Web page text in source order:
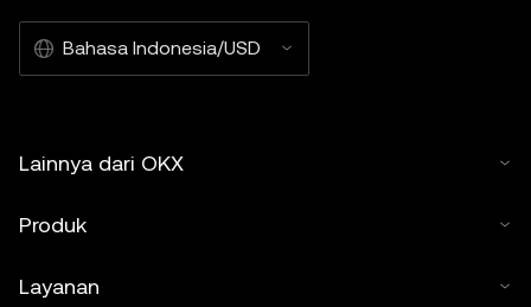
Bahasa Indonesia/USD
Lainnya dari OKX
Produk
Layanan